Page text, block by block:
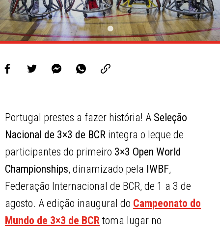
Portugal prestes a fazer história! A Seleção
Nacional de 3×3 de BCR integra o lequede
participantes do primeiro 3×3 Open World
Championships, dinamizado pela IWBF,
Federação Internacional de BCR, de 1 a 3 de
agosto. A edição inaugural do Campeonato do
Mundo de 3×3 de BCR toma lugar no